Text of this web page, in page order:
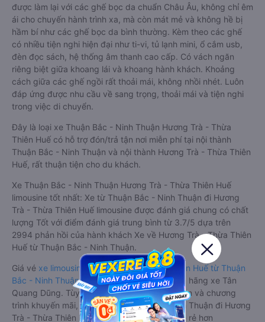
được làm lại với các ghế bọc da chuẩn Châu Âu, không chỉ êm
ái cho chuyến hành trình xa, mà còn mát mẻ và không hề bị
hầm bí như các ghế bọc da bình thường. Kèm theo các ghế
có nhiều tiện nghi hiện đại như ti-vi, tủ lạnh mini, ổ cắm usb,
đèn đọc sách, hệ thống âm thanh cao cấp. Có vách ngăn
riêng biệt giữa khoang lái và khoang hành khách. Khoảng
cách giữa các ghế ngồi rất thoải mái, không nhồi nhét. Luôn
đáp ứng được nhu cầu về sang trọng, thoải mái và tiện nghi
trong việc di chuyển.
Đây là loại xe Thuận Bắc - Ninh Thuận Hương Trà - Thừa
Thiên Huế có hỗ trợ đón/trả tận nơi miễn phí tại nội thành
Thuận Bắc - Ninh Thuận và nội thành Hương Trà - Thừa Thiên
Huế, rất thuận tiện cho du khách.
Xe Thuận Bắc - Ninh Thuận Hương Trà - Thừa Thiên Huế
limousine tốt nhất: Xe từ Thuận Bắc - Ninh Thuận đi Hương
Trà - Thừa Thiên Huế limousine được đánh giá chung có chất
lượng Tốt với điểm đánh giá trung bình từ 3.7/5 dựa trên
2994 phản hồi của hành khách Xe về Hương Trà - Thừa Thiên
Huế từ Thuận Bắc - Ninh Thuận.
Giá vé xe limousine đi Hương Trà - Thừa Thiên Huế từ Thuận
Bắc - Ninh Thuậnrẻ nhất là 650000VND của hãng xe Tân
Quang Dũng. Tùy thuộc vào vị trí ngồi của bạn và chương
trình khuyến mãi, giá vé Xe Thuận Bắc - Ninh Thuận đi Hương
Trà - Thừa Thiên Huế limousine này có thể sẽ rẻ hơn